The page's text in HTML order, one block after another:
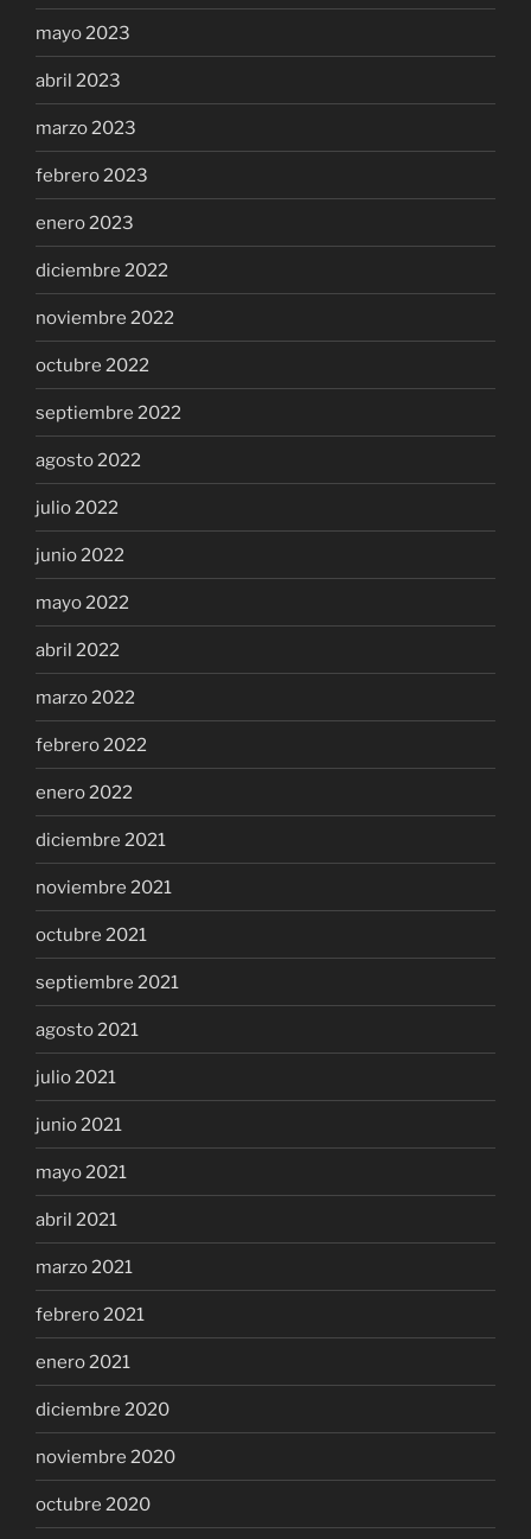
mayo 2023
abril 2023
marzo 2023
febrero 2023
enero 2023
diciembre 2022
noviembre 2022
octubre 2022
septiembre 2022
agosto 2022
julio 2022
junio 2022
mayo 2022
abril 2022
marzo 2022
febrero 2022
enero 2022
diciembre 2021
noviembre 2021
octubre 2021
septiembre 2021
agosto 2021
julio 2021
junio 2021
mayo 2021
abril 2021
marzo 2021
febrero 2021
enero 2021
diciembre 2020
noviembre 2020
octubre 2020